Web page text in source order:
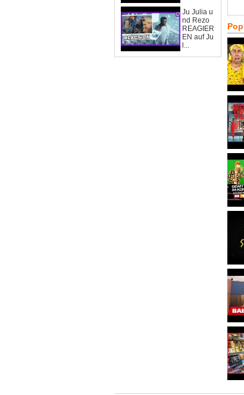
Ju Julia u
nd Rezo
REAGIER
EN auf Ju
l...